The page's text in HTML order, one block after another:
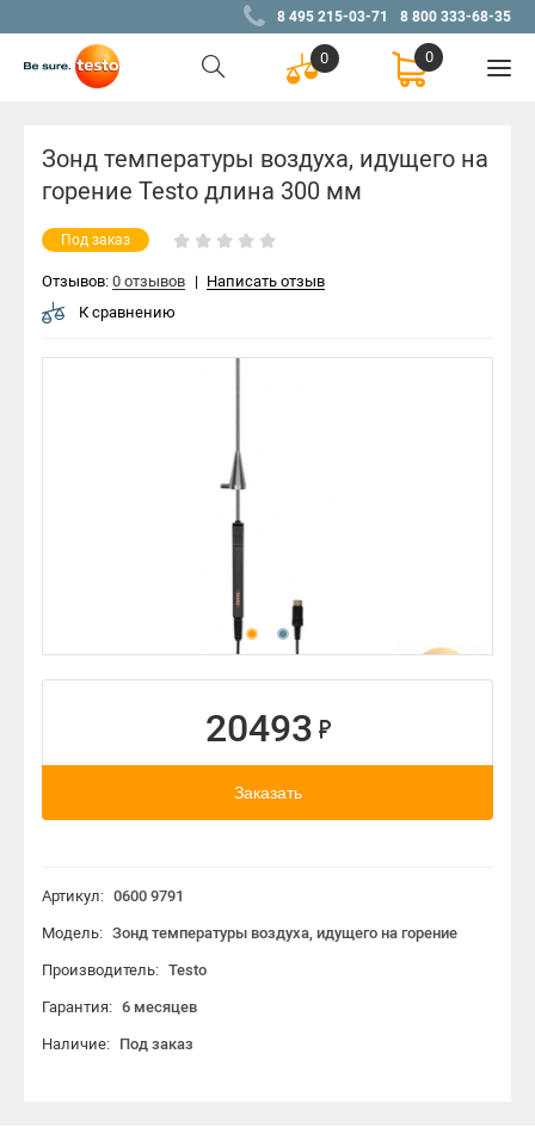
8 495 215-03-71 8 800 333-68-35
0 0
Зонд температуры воздуха, идущего на
горение Testo длина 300 мм
Под заказ
Отзывов: 0 отзывов | Написать отзыв
К сравнению
Артикул: 0600 9791
Модель: Зонд температуры воздуха, идущего на горение
Производитель: Testo
Гарантия: 6 месяцев
Наличие: Под заказ
20493
Заказать